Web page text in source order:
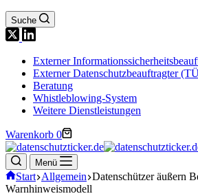
Suche
Externer
Externer Datenschutzbeauftragter
Beratung
Whistleblowing-System
Weitere Dienstleistungen
Warenkorb 0
Menü
Start Allgemein Datenschützer äußern
Warnhinweismodell